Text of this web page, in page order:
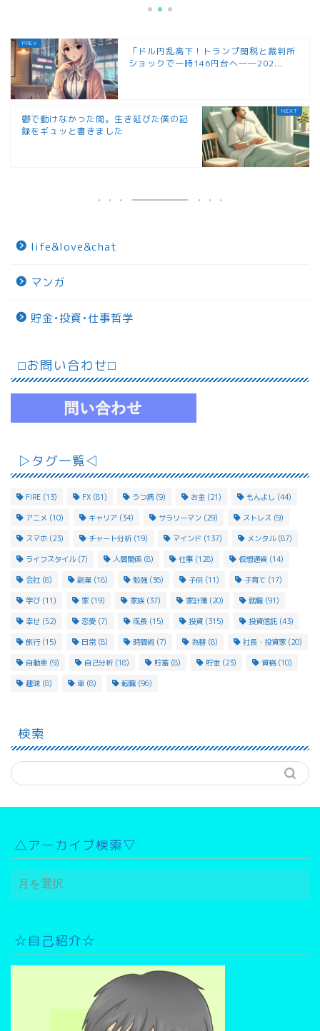
「ドル円乱高下！トランプ関税と裁判所
ショックで一時146円台へ――202...
鬱で動けなかった間。生き延びた僕の記
録をギュッと書きました
life&love&chat
マンガ
貯金•投資•仕事哲学
⬜︎お問い合わせ⬜︎
▷タグ一覧◁
FIRE (13) FX (81) うつ病 (9) お金 (21) もんよし (44)
アニメ (10) キャリア (34) サラリーマン (29) ストレス (9)
スマホ (23) チャート分析 (19) マインド (137) メンタル(87)
ライフスタイル(7) 人間関係 (8) 仕事 (128) 仮想通貨 (14)
会社 (8) 副業 (18) 勉強(36) 子供 (11) 子育て (17)
学び (11) 家 (19) 家族 (37) 家計簿 (20) 就職 (91)
幸せ (52) 恋愛 (7) 成長 (15) 投資 (315) 投資信託 (43)
旅行(15) 日常(8) 時間術 (7) 為替 (8) 社長・投資家 (20)
自動車 (9) 自己分析 (18) 貯蓄 (8) 貯金 (23) 資格(10)
趣味 (8) 車 (8) 転職 (96)
検索
△アーカイブ検索▽
△
ア
イ
ブ
検
☆自己紹介☆